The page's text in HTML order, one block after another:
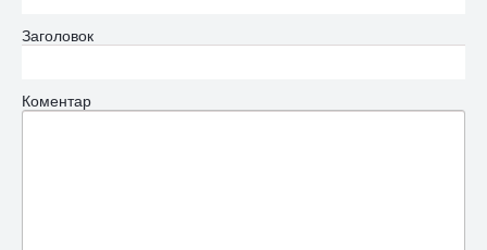
Заголовок
Коментар